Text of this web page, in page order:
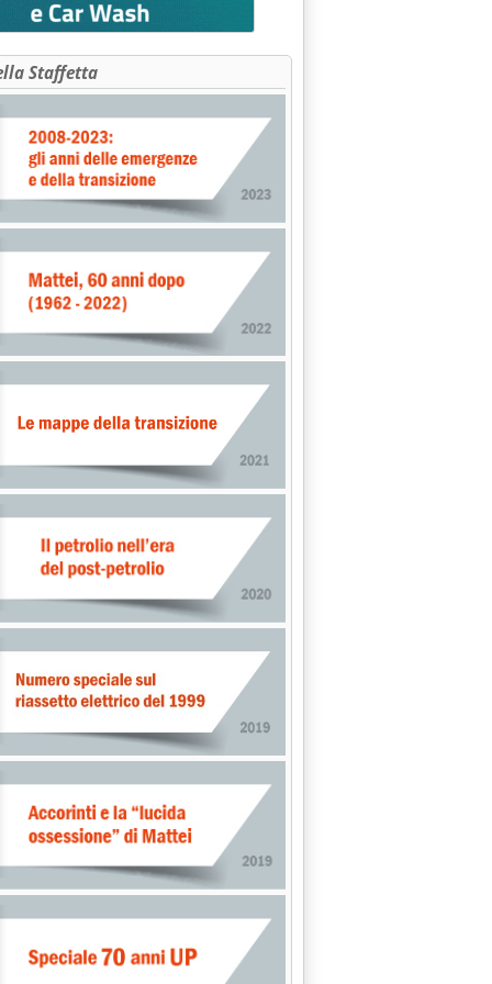
DALLA VARIABILE GAS AL NODO DELL'O.C. DI
AGLI USA MA PUNTA SUL REATTORE EUROPEO'
PER IL TERMINALE GNL DI MONTALTO DI
Staffetta